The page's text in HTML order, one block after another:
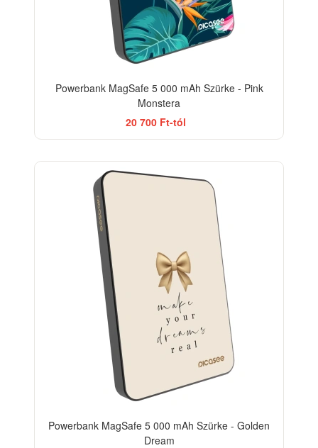
Powerbank MagSafe 5 000 mAh Szürke - Pink
Monstera
20 700 Ft-tól
Powerbank MagSafe 5 000 mAh Szürke - Golden
Dream